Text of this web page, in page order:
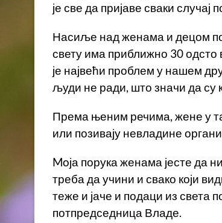
је све да пријаве сваки
Насиље над женама и децом
свету има приближно 30 одсто
је највећи проблем у нашем
људи не ради, што значи да су
Према њеним речима, жене у
или позивају невладине
Moја порука женама јесте да
треба да учини и свако који
теже и јаче и подаци из света
потпредседница Владе.